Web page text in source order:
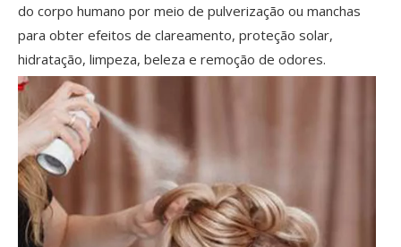
do corpo humano por meio de pulverização ou manchas
para obter efeitos de clareamento, proteção solar,
hidratação, limpeza, beleza e remoção de odores.